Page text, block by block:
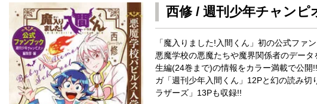
西修 / 週刊少年チャンピ
「魔入りました!入間くん」初の公式ファ
悪魔学校の悪魔たちや魔界関係者のデー
生編(24巻まで)の情報をカラー満載で公開
ガ「週刊少年入間くん」12Pと幻の読み切
ラザーズ」13Pも収録!!